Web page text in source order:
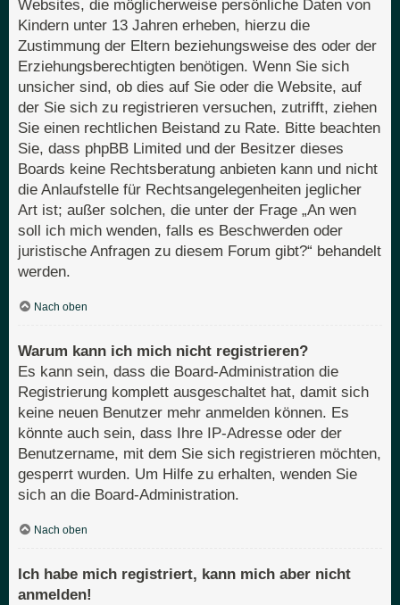
Websites, die möglicherweise persönliche Daten von
Kindern unter 13 Jahren erheben, hierzu die
Zustimmung der Eltern beziehungsweise des oder der
Erziehungsberechtigten benötigen. Wenn Sie sich
unsicher sind, ob dies auf Sie oder die Website, auf
der Sie sich zu registrieren versuchen, zutrifft, ziehen
Sie einen rechtlichen Beistand zu Rate. Bitte beachten
Sie, dass phpBB Limited und der Besitzer dieses
Boards keine Rechtsberatung anbieten kann und nicht
die Anlaufstelle für Rechtsangelegenheiten jeglicher
Art ist; außer solchen, die unter der Frage „An wen
soll ich mich wenden, falls es Beschwerden oder
juristische Anfragen zu diesem Forum gibt?“ behandelt
werden.
Nach oben
Warum kann ich mich nicht registrieren?
Es kann sein, dass die Board-Administration die
Registrierung komplett ausgeschaltet hat, damit sich
keine neuen Benutzer mehr anmelden können. Es
könnte auch sein, dass Ihre IP-Adresse oder der
Benutzername, mit dem Sie sich registrieren möchten,
gesperrt wurden. Um Hilfe zu erhalten, wenden Sie
sich an die Board-Administration.
Nach oben
Ich habe mich registriert, kann mich aber nicht
anmelden!